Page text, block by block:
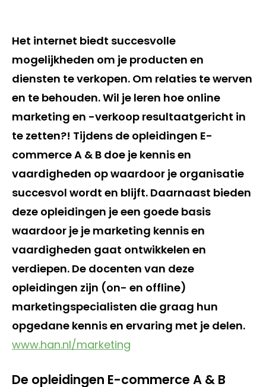
Het internet biedt succesvolle
mogelijkheden om je producten en
diensten te verkopen. Om relaties te werven
en te behouden. Wil je leren hoe online
marketing en -verkoop resultaatgericht in
te zetten?! Tijdens de opleidingen E-
commerce A & B doe je kennis en
vaardigheden op waardoor je organisatie
succesvol wordt en blijft. Daarnaast bieden
deze opleidingen je een goede basis
waardoor je je marketing kennis en
vaardigheden gaat ontwikkelen en
verdiepen. De docenten van deze
opleidingen zijn (on- en offline)
marketingspecialisten die graag hun
opgedane kennis en ervaring met je delen.
www.han.nl/marketing
De opleidingen E-commerce A & B